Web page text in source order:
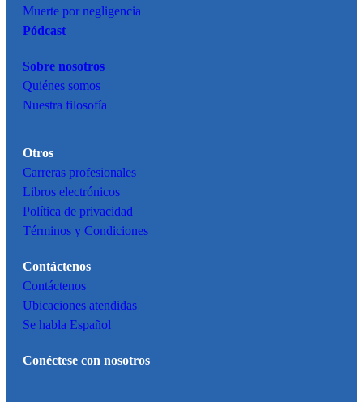
Muerte por negligencia
Pódcast
Sobre nosotros
Quiénes somos
Nuestra filosofía
Otros
Carreras profesionales
Libros electrónicos
Política de privacidad
Términos y Condiciones
Contáctenos
Contáctenos
Ubicaciones atendidas
Se habla Español
Conéctese con nosotros